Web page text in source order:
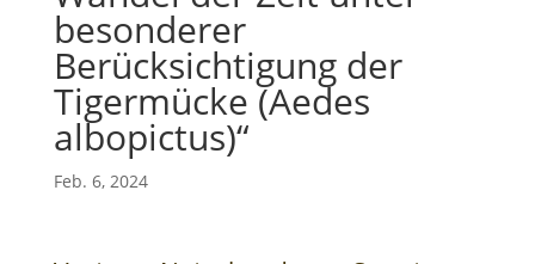
besonderer
Berücksichtigung der
Tigermücke (Aedes
albopictus)“
Feb. 6, 2024